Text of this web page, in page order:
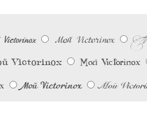
Мой Victorinox
Victorinox Мой Victorinox
Мой Victorinox Мой